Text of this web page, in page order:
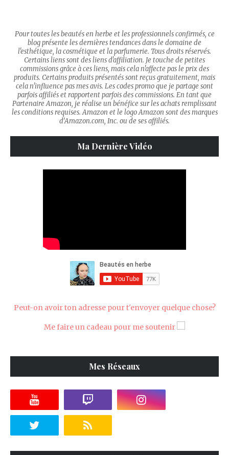
Pour toutes les beautés en herbe et les professionnels confirmés, ce
blog présente les dernières tendances dans le domaine de
l'esthétique, la cosmétique et la parfumerie. Tous droits réservés.
Certains liens sont des liens d'affiliation. Je touche de petites
commissions grâce à ces liens, mais cela n'affecte pas le prix des
produits. Certains produits présentés sont reçus gratuitement, mais
cela n'influence pas mes avis. Les codes promo que je partage sont
parfois affiliés et rapportent parfois des commissions. En tant que
Partenaire Amazon, je réalise un bénéfice sur les achats remplissant
les conditions requises. Amazon et le logo Amazon sont des marques
d’Amazon.com, Inc. ou de ses affiliés.
Ma Dernière Vidéo
Peut-on avoir ton adresse pour t'envoyer quelque chose?
Me faire un cadeau pour me soutenir
Mes Réseaux